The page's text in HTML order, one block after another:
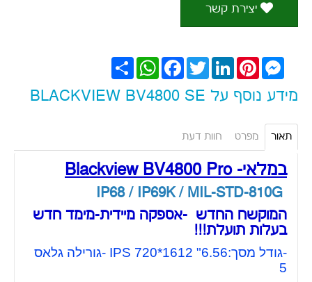
יצירת קשר
שתף
WhatsAppFacebook TwitterLinkedInPinterest
Messenger
מידע נוסף על BLACKVIEW BV4800 SE
תאור מפרט חוות דעת
במלאי- Blackview BV4800 Pro
המוקשח החדש -אספקה מיידית-מימד חדש
בעלות תועלת!!!
-גודל מסך:6.56" 1612*720 IPS -גורילה גלאס
5